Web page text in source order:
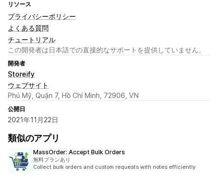
リソース
プライバシーポリシー
よくある質問
チュートリアル
この開発者は日本語での直接的なサポートを提供していません。
開発者
Storeify
ウェブサイト
Phú Mỹ, Quận 7, Hồ Chí Minh, 72906, VN
公開日
2021年11月22日
類似のアプリ
MassOrder: Accept Bulk Orders
無料プランあり
Collect bulk orders and custom requests with notes efficiently